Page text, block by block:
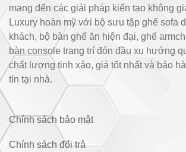
mang đến các giải pháp kiến tạo không
Luxury hoàn mỹ với bộ sưu tập ghế sofa
khách, bộ bàn ghế ăn hiện đại, ghế
bàn console trang trí đón đầu xu hướng
chất lượng tinh xảo, giá tốt nhất và bảo
tín tại nhà.
Chính sách bảo mật
Chính sách đổi trả